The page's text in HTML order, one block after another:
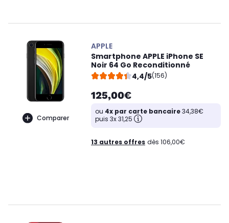
Comparer
APPLE
Smartphone APPLE iPhone SE
Noir 64 Go Reconditionné
4,4/5(156)
125,00€
ou 4x par carte bancaire34,38€
puis 3x 31,25
13 autres offres dès 106,00€